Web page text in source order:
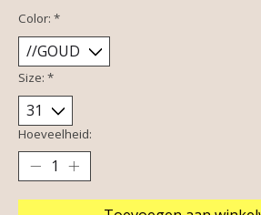
Color: *
Size: *
Hoeveelheid: